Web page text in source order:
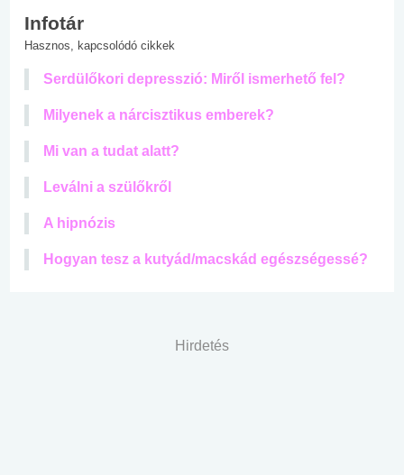
Infotár
Hasznos, kapcsolódó cikkek
Serdülőkori depresszió: Miről ismerhető fel?
Milyenek a nárcisztikus emberek?
Mi van a tudat alatt?
Leválni a szülőkről
A hipnózis
Hogyan tesz a kutyád/macskád egészségessé?
Hirdetés